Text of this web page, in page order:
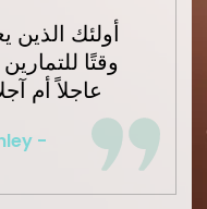
الذين يعتقدون
للتمارين البدنية،
عاجلاً أم آجلاً إيجاد
- Edward Stanley -